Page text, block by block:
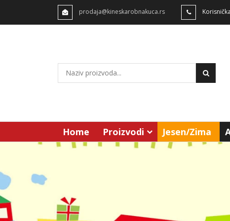
prodaja@kineskarobnakuca.rs
Home Proizvodi Jesen/Zima